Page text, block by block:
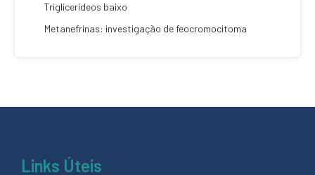
Triglicerídeos baixo
Metanefrinas: investigação de feocromocitoma
Links Úteis